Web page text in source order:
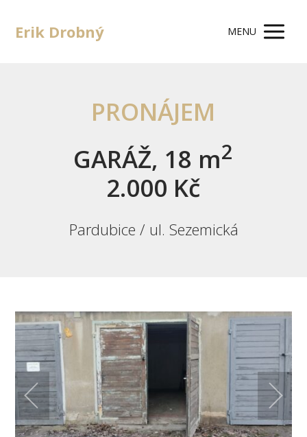
Erik Drobný MENU
PRONÁJEM
GARÁŽ, 18 m2
2.000 Kč
Pardubice / ul. Sezemická